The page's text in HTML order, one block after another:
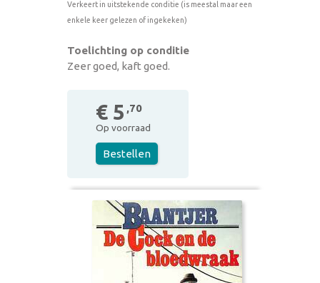
Verkeert in uitstekende conditie (is meestal maar een
enkele keer gelezen of ingekeken)
Toelichting op conditie
Zeer goed, kaft goed.
€ 5 ,70
Op voorraad
Bestellen